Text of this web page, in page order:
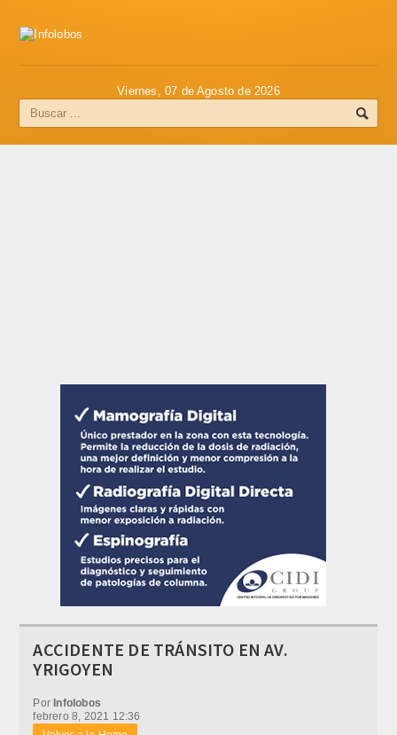
Viernes, 07 de Agosto de 2026
ACCIDENTE DE TRÁNSITO EN AV.
YRIGOYEN
Por Infolobos
febrero 8, 2021 12:36